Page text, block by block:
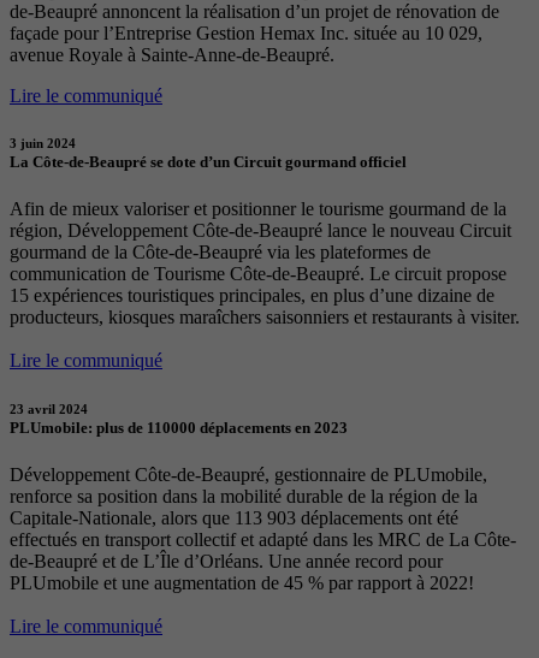
de-Beaupré annoncent la réalisation d’un projet de rénovation de
façade pour l’Entreprise Gestion Hemax Inc. située au 10 029,
avenue Royale à Sainte-Anne-de-Beaupré.
Lire le communiqué
3 juin 2024
La Côte-de-Beaupré se dote d’un Circuit gourmand officiel
Afin de mieux valoriser et positionner le tourisme gourmand de la
région, Développement Côte-de-Beaupré lance le nouveau Circuit
gourmand de la Côte-de-Beaupré via les plateformes de
communication de Tourisme Côte-de-Beaupré. Le circuit propose
15 expériences touristiques principales, en plus d’une dizaine de
producteurs, kiosques maraîchers saisonniers et restaurants à visiter.
Lire le communiqué
23 avril 2024
PLUmobile: plus de 110000 déplacements en 2023
Développement Côte-de-Beaupré, gestionnaire de PLUmobile,
renforce sa position dans la mobilité durable de la région de la
Capitale-Nationale, alors que 113 903 déplacements ont été
effectués en transport collectif et adapté dans les MRC de La Côte-
de-Beaupré et de L’Île d’Orléans. Une année record pour
PLUmobile et une augmentation de 45 % par rapport à 2022!
Lire le communiqué